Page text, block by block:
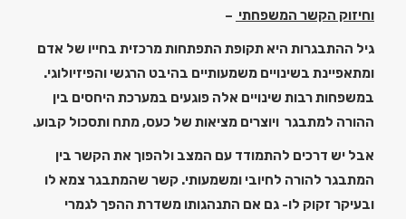
וחיזוק הקשר המשפחתי –
גיל ההתבגרות היא תקופת התפתחות מרכזית בחייו של אדם
ומתאפיינת בשינויים משמעותיים בהיבט הרגשי והפיזיולוגי.
במשפחות רבות שינויים אלה פוגעים במערכת היחסים בין
ההורה למתבגר ויוצרים מציאות של כעס, מתח ותסכול קבוע.
אבל יש דרכים להתמודד עם המצב ולהפוך את הקשר בין
המתבגר להורה לחיובי ומשמעותי. קשר שהמתבגר צמא לו
ובעיקר זקוק לו- גם אם התנהגותו משדרת ההפך לגמרי